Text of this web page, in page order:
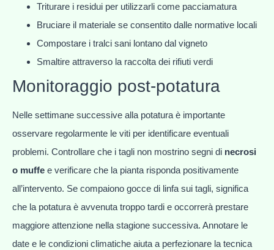
Triturare i residui per utilizzarli come pacciamatura
Bruciare il materiale se consentito dalle normative locali
Compostare i tralci sani lontano dal vigneto
Smaltire attraverso la raccolta dei rifiuti verdi
Monitoraggio post-potatura
Nelle settimane successive alla potatura è importante
osservare regolarmente le viti per identificare eventuali
problemi. Controllare che i tagli non mostrino segni di necrosi
o muffe e verificare che la pianta risponda positivamente
all’intervento. Se compaiono gocce di linfa sui tagli, significa
che la potatura è avvenuta troppo tardi e occorrerà prestare
maggiore attenzione nella stagione successiva. Annotare le
date e le condizioni climatiche aiuta a perfezionare la tecnica